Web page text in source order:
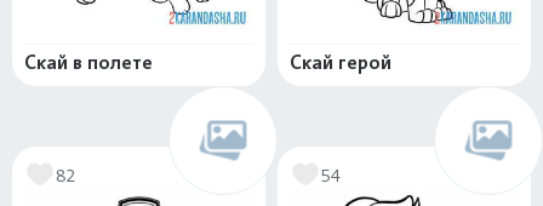
Скай в полете Скай герой
82 54